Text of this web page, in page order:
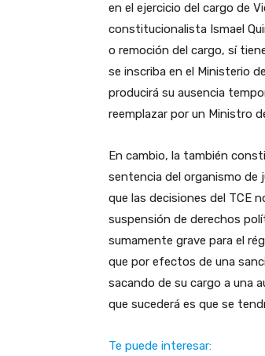
en el ejercicio del cargo de
constitucionalista Ismael
o remoción del cargo, sí
se inscriba en el Ministerio
producirá su ausencia
reemplazar por un Ministro
En cambio, la también
sentencia del organismo de
que las decisiones del TCE
suspensión de derechos
sumamente grave para el
que por efectos de una
sacando de su cargo a una
que sucederá es que se
Te puede interesar: